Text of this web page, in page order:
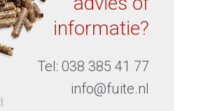
informatie?
Tel: 038 385 41 77
info@fuite.nl